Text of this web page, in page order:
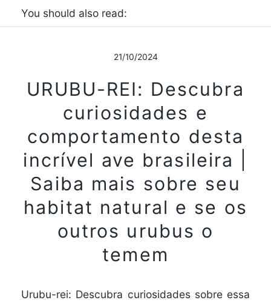
You should also read:
21/10/2024
URUBU-REI: Descubra
curiosidades e
comportamento desta
incrível ave brasileira |
Saiba mais sobre seu
habitat natural e se os
outros urubus o
temem
Urubu-rei: Descubra curiosidades sobre essa